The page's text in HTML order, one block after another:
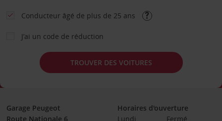
Conducteur âgé de plus de 25 ans
J’ai un code de réduction
TROUVER DES VOITURES
Garage Peugeot
Route Nationale 6
Horaires d'ouverture
Lundi
Fermé